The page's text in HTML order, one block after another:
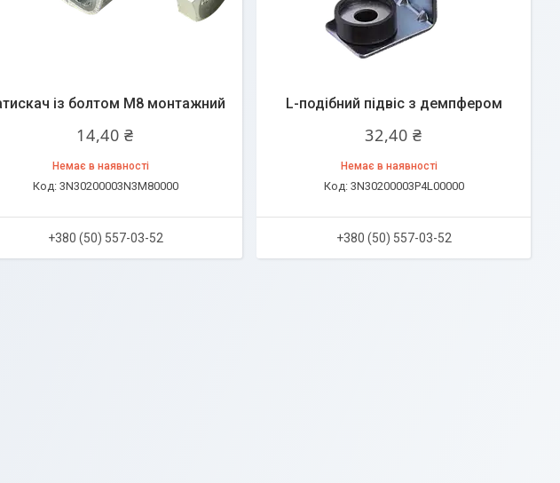
із болтом М8 монтажний
14,40 ₴
Немає в наявності
3N30200003N3M80000
+380 (50) 557-03-52
L-подібний підвіс з демпфером
32,40 ₴
Немає в наявності
3N30200003P4L00000
+380 (50) 557-03-52